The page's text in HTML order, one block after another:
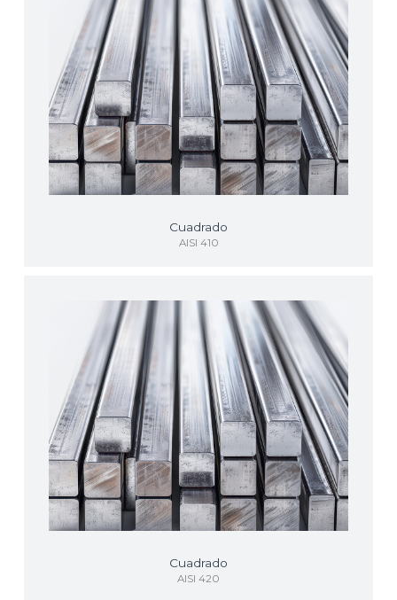
Cuadrado
AISI 410
Cuadrado
AISI 420